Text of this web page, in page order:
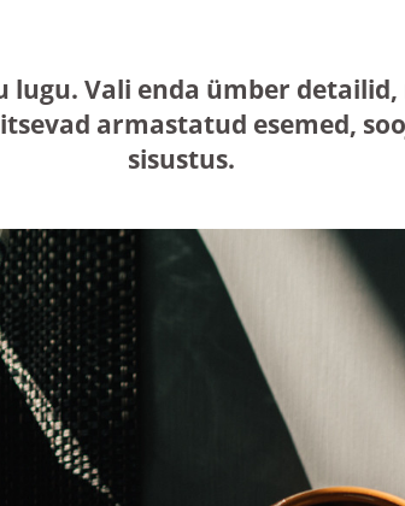
lugu. Vali enda ümber
armastatud esemed,
sisustus.